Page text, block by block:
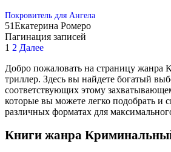
Покровитель для Ангела
51Екатерина Ромеро
Пагинация записей
1 2 Далее
Добро пожаловать на страницу жанра
триллер. Здесь вы найдете богатый
соответствующих этому
которые вы можете легко подобрать и
различных форматах для
Книги жанра